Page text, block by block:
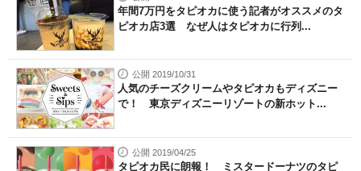
年間7万円をタピオカに使う記者がオススメのタ
ピオカ店3選 なぜ人はタピオカに行列...
公開 2019/10/31
人気のチーズクリームやタピオカもディズニー
で！ 東京ディズニーリゾートの新ホット...
公開 2019/04/25
タピオカ民に朗報！ ミスタードーナツのタピ